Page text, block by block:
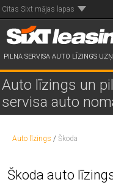
Citas Sixt mājas lapas
PILNA SERVISA AUTO LĪZINGS
Auto līzings un
servisa auto
Auto līzings / Škoda
Škoda auto